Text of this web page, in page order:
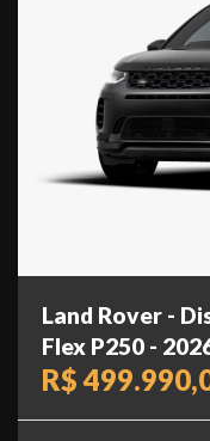
Land Rover -
Flex P250 -
R$